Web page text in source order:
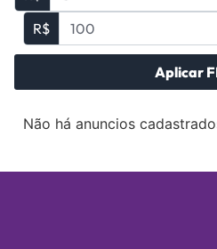
R$
Aplicar
Não há anuncios